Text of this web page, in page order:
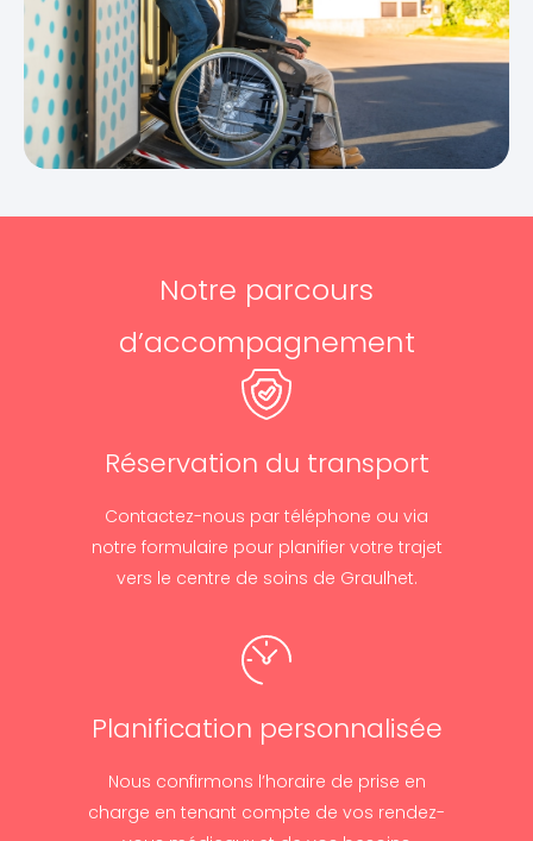
Notre parcours
d’accompagnement
Réservation du transport
Contactez-nous par téléphone ou via
notre formulaire pour planifier votre trajet
vers le centre de soins de Graulhet.
Planification personnalisée
Nous confirmons l’horaire de prise en
charge en tenant compte de vos rendez-